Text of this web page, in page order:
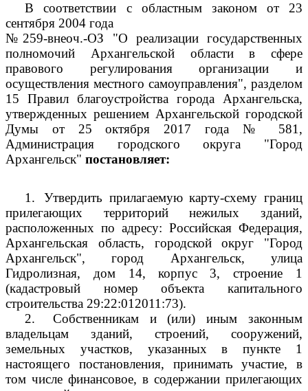
В соответствии с областным законом от 23
сентября 2004 года
№259-внеоч.-ОЗ "О реализации государственных
полномочий Архангельской области в сфере
правового регулирования организации и
осуществления местного самоуправления", разделом
15 Правил благоустройства города Архангельска,
утвержденных решением Архангельской городской
Думы от 25 октября 2017 года № 581,
Администрация городского округа "Город
Архангельск" постановляет:
1.
Утвердить прилагаемую карту-схему границ
прилегающих территорий нежилых зданий,
расположенных по адресу: Российская Федерация,
Архангельская область, городской округ "Город
Архангельск", город Архангельск, улица
Гидролизная, дом 14, корпус 3, строение 1
(кадастровый номер объекта капитального
строительства 29:22:012011:73).
2.
Собственникам и (или) иным законным
владельцам зданий, строений, сооружений,
земельных участков, указанных в пункте 1
настоящего постановления, принимать участие, в
том числе финансовое, в содержании прилегающих